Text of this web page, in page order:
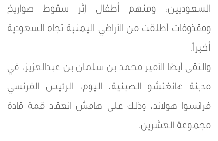
السعوديين، ومنهم أطفال إثر سقوط صواريخ
ومقذوفات أطلقت من الأراضي اليمنية تجاه السعودية
أخيراً.
والتقى أيضا الأمير محمد بن سلمان بن عبدالعزيز ، في
مدينة هانغتشو الصينية، اليوم، الرئيس الفرنسي
فرانسوا هولاند، وذلك على هامش انعقاد قمة قادة
مجموعة العشرين.